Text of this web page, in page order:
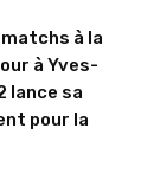
à la
à Yves-
lance sa
pour la